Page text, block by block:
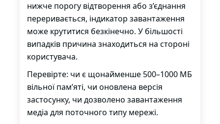
нижче порогу відтворення або з’єднання
переривається, індикатор завантаження
може крутитися безкінечно. У більшості
випадків причина знаходиться на стороні
користувача.
Перевірте: чи є щонайменше 500–1000 МБ
вільної пам’яті, чи оновлена версія
застосунку, чи дозволено завантаження
медіа для поточного типу мережі.